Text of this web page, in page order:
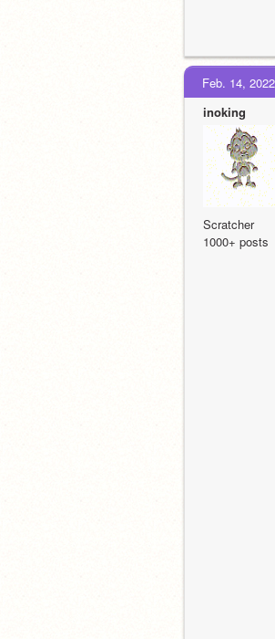
Feb. 14,
inoking
Scratcher
1000+ posts